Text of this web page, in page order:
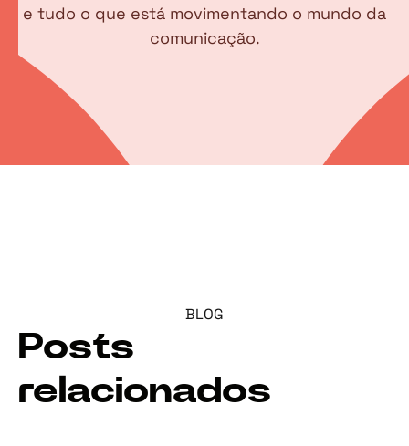
e tudo o que está movimentando o mundo da
comunicação.
BLOG
Posts
relacionados